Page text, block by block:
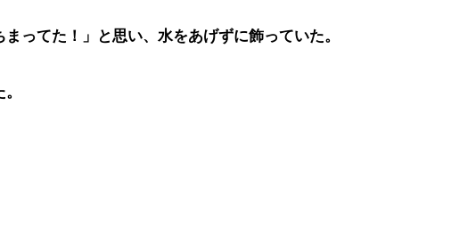
ってた！」と思い、水をあげずに飾っていた。